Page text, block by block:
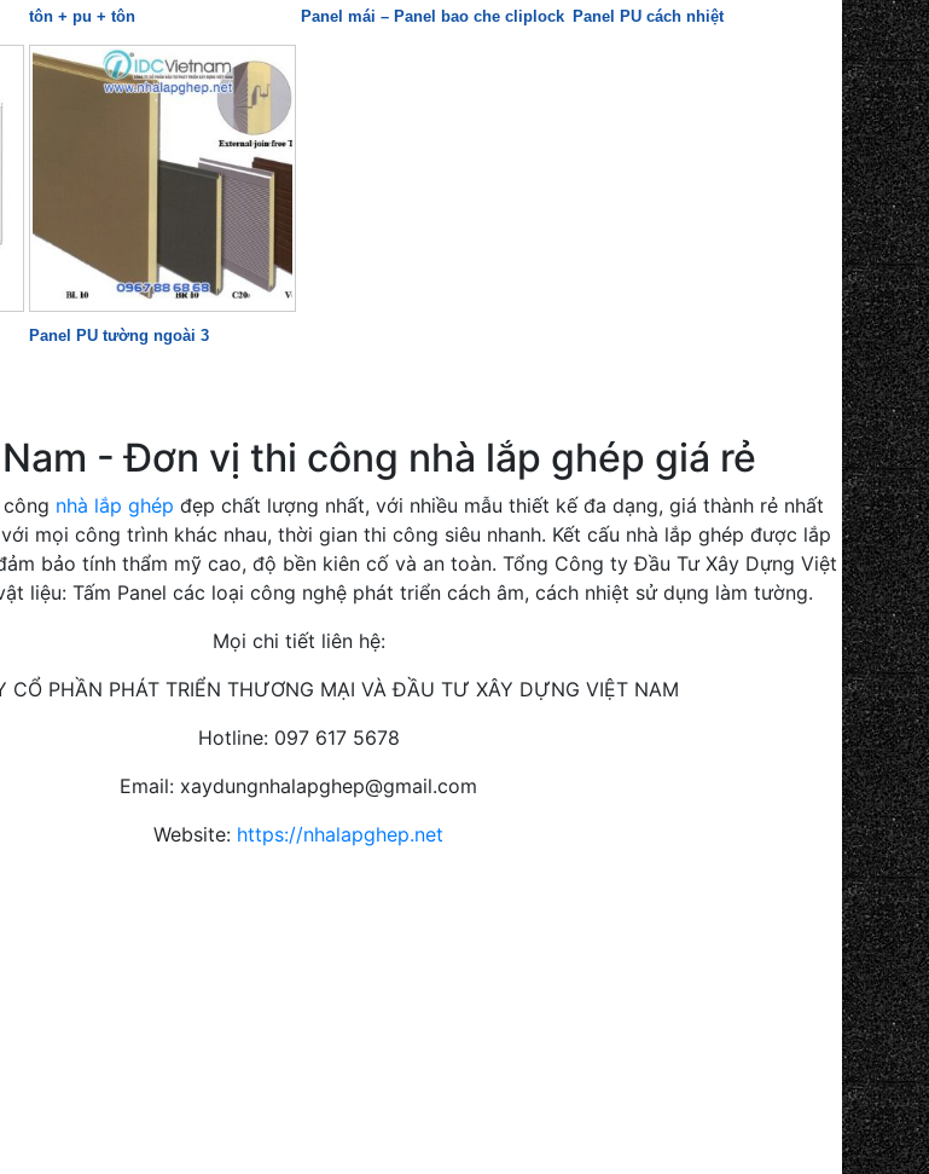
tôn + pu + tôn Panel mái – Panel bao che cliplock Panel PU cách nhiệt
Panel PU tường ngoài 3
- Đơn vị thi công nhà lắp ghép giá rẻ
nhà lắp ghép đẹp chất lượng nhất, với nhiều mẫu thiết kế đa dạng, giá thành rẻ nhất
mọi công trình khác nhau, thời gian thi công siêu nhanh. Kết cấu nhà lắp ghép được lắp
bảo tính thẩm mỹ cao, độ bền kiên cố và an toàn. Tổng Công ty Đầu Tư Xây Dựng Việt
liệu: Tấm Panel các loại công nghệ phát triển cách âm, cách nhiệt sử dụng làm tường.
Mọi chi tiết liên hệ:
CỔ PHẦN PHÁT TRIỂN THƯƠNG MẠI VÀ ĐẦU TƯ XÂY DỰNG VIỆT NAM
Hotline: 097 617 5678
Email: xaydungnhalapghep@gmail.com
Website: https://nhalapghep.net